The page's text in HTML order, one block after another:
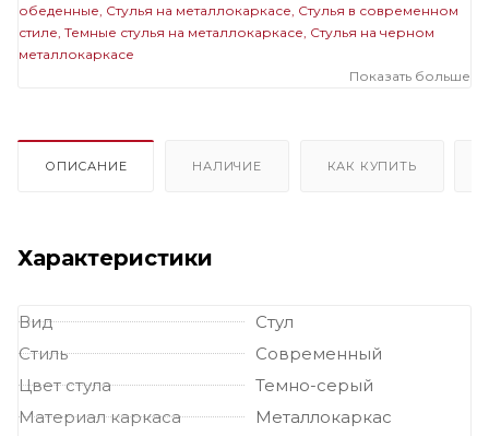
обеденные Стулья на металлокаркасе Стулья в современном
стиле Темные стулья на металлокаркасе Стулья на черном
металлокаркасе
Показать больше
ОПИСАНИЕ НАЛИЧИЕ КАК КУПИТЬ
Характеристики
Вид
Стул
Стиль
Современный
Цвет стула
Темно-серый
Материал каркаса
Металлокаркас